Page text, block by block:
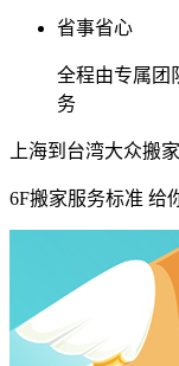
省事省心
全程由专属团
务
上海到台湾大众搬
6F搬家服务标准 给